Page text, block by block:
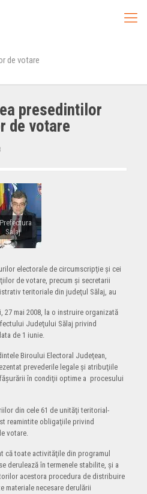
de votare
presedintilor
de votare
Prefectura
Salaj
electorale de circumscripţie şi cei
de votare, precum şi secretarii
teritoriale din judeţul Sălaj, au
27 mai 2008, la o instruire organizată
Judeţului Sălaj privind
de 1 iunie.
Biroului Electoral Judeţean,
prevederile legale şi atribuţiile
în condiţii optime a procesului
din cele 61 de unităţi teritorial-
reamintite obligaţiile privind
votare.
că toate activităţile din programul
derulează în termenele stabilite, şi a
acestora procedura de distribuire
materiale necesare derulării